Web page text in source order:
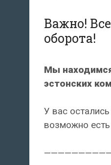
Важно!
оборота!
Мы
эстонских
У вас
возможно